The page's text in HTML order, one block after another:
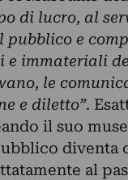
di lucro, al
e
immateriali
le
e diletto”.
il suo
diventa
al